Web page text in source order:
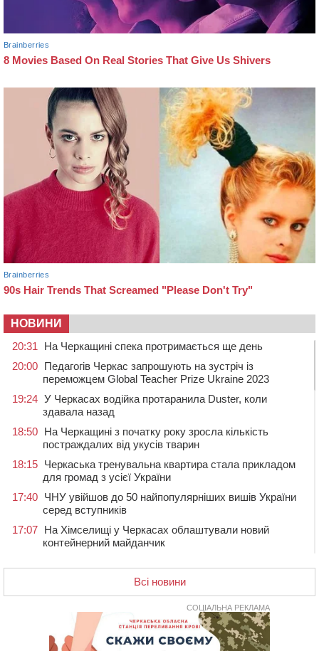
НОВИНИ
20:31
На Черкащині спека протримається ще день
20:00 Педагогів Черкас запрошують на зустріч із
переможцем Global Teacher Prize Ukraine 2023
19:24 У Черкасах водійка протаранила Duster, коли
здавала назад
18:50 На Черкащині з початку року зросла кількість
постраждалих від укусів тварин
18:15 Черкаська тренувальна квартира стала прикладом
для громад з усієї України
17:40 ЧНУ увійшов до 50 найпопулярніших вишів України
серед вступників
17:07 На Хімселищі у Черкасах облаштували новий
контейнерний майданчик
пацієнтці замінили аортальний клапан
16:00 У Черкаському онкоцентрі встановили сонячну
електростанцію за понад пів мільйона гривень
У Київській області прощаються з полеглим на
фронті жителем Монастирищини
Всі новини
СОЦІАЛЬНА РЕКЛАМА